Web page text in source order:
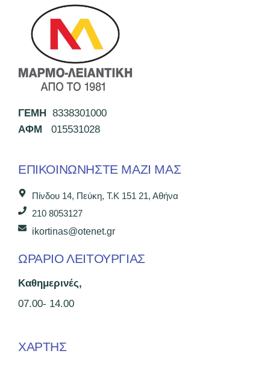
ΓΕΜΗ 8338301000
ΑΦΜ 015531028
ΕΠΙΚΟΙΝΩΝΉΣΤΕ ΜΑΖΊ ΜΑΣ
Πίνδου 14, Πεύκη, Τ.Κ 151 21, Αθήνα
210 8053127
ikortinas@otenet.gr
ΩΡΑΡΙΟ ΛΕΙΤΟΥΡΓΙΑΣ
Καθημερινές,
07.00- 14.00
ΧΑΡΤΗΣ